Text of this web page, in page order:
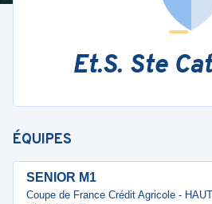
Et.S. Ste
ÉQUIPES
SENIOR M1
Coupe de France Crédit Agricole -